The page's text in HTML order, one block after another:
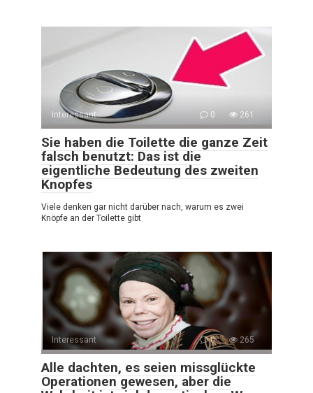
Interessant 0 261
Sie haben die Toilette die ganze Zeit
falsch benutzt: Das ist die
eigentliche Bedeutung des zweiten
Knopfes
Viele denken gar nicht darüber nach, warum es zwei
Knöpfe an der Toilette gibt
Interessant 0 265
Alle dachten, es seien missglückte
Operationen gewesen, aber die